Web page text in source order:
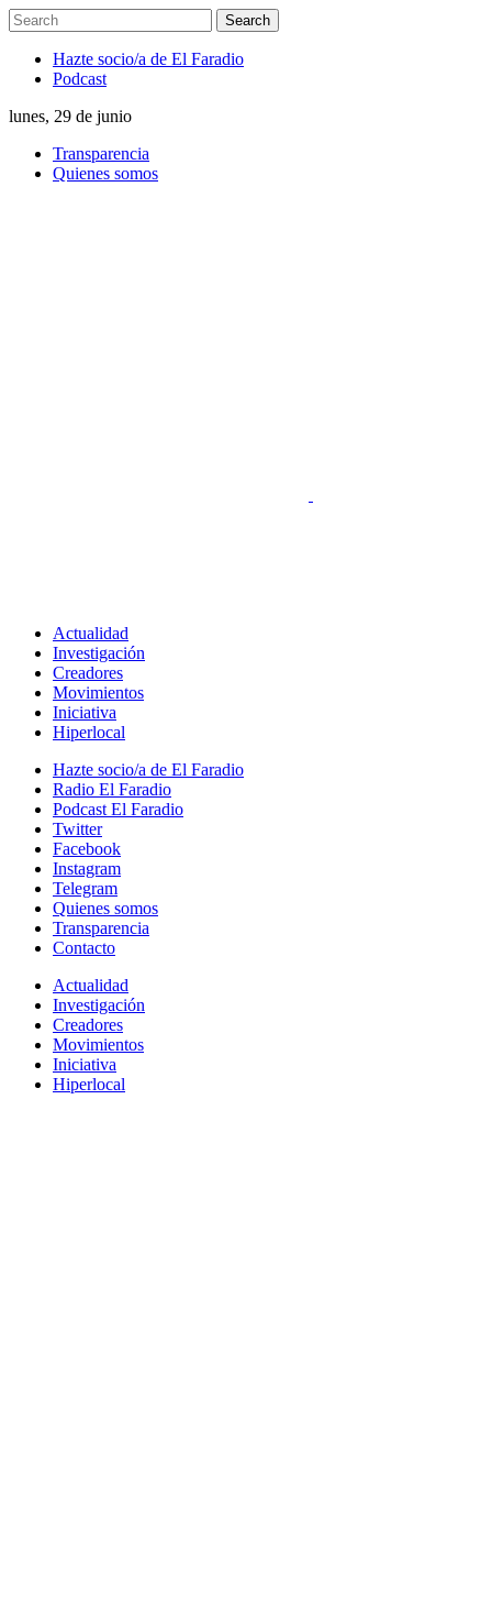
Hazte socio/a de El Faradio
Podcast
lunes, 29 de junio
Transparencia
Quienes somos
Actualidad
Investigación
Creadores
Movimientos
Iniciativa
Hiperlocal
Hazte socio/a de El Faradio
Radio El Faradio
Podcast El Faradio
Twitter
Facebook
Instagram
Telegram
Quienes somos
Transparencia
Contacto
Actualidad
Investigación
Creadores
Movimientos
Iniciativa
Hiperlocal